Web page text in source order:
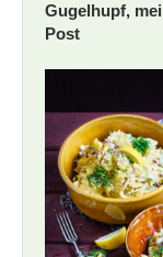
Gugelhupf,
Post